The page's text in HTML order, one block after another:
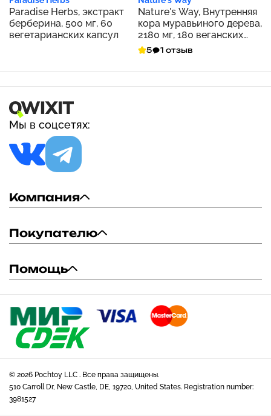
Paradise Herbs, экстракт
берберина, 500 мг, 60
вегетарианских капсул
Nature's Way, Внутренняя
кора муравьиного дерева,
2180 мг, 180 веганских
капсул (545 мг на капсулу)
5 1 отзыв
Мы в соцсетях:
Компания
Покупателю
Помощь
© 2026 Pochtoy LLC . Все права защищены.
510 Carroll Dr, New Castle, DE, 19720, United States. Registration number:
3981527